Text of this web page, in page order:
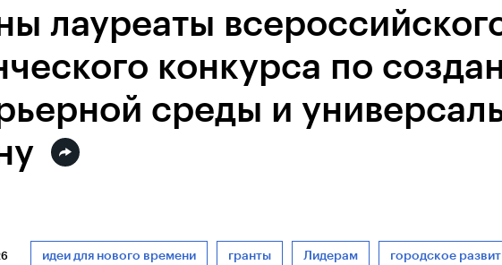
лауреаты
конкурса по
среды и
идеи для нового времени гранты Лидерам городское